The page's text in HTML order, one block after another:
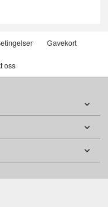
Gavekort
oss